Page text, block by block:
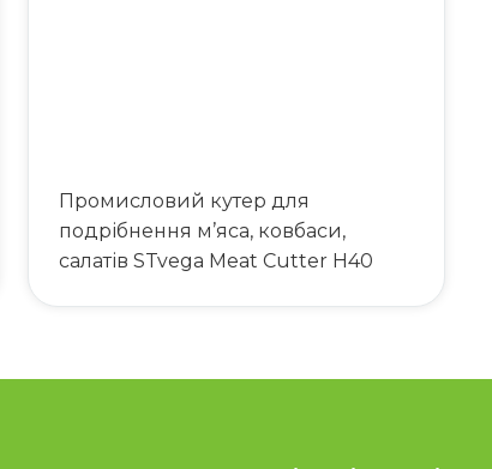
Промисловий кутер для
подрібнення м’яса, ковбаси,
салатів STvega Meat Cutter H40